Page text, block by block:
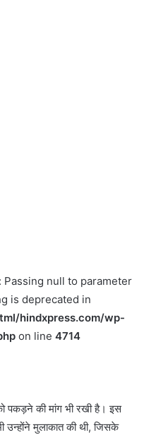
null to parameter
is deprecated in
hindxpress.com/wp-
on line 4714
की मांग भी रखी है। इस
उन्होंने मुलाकात की थी, जिसके